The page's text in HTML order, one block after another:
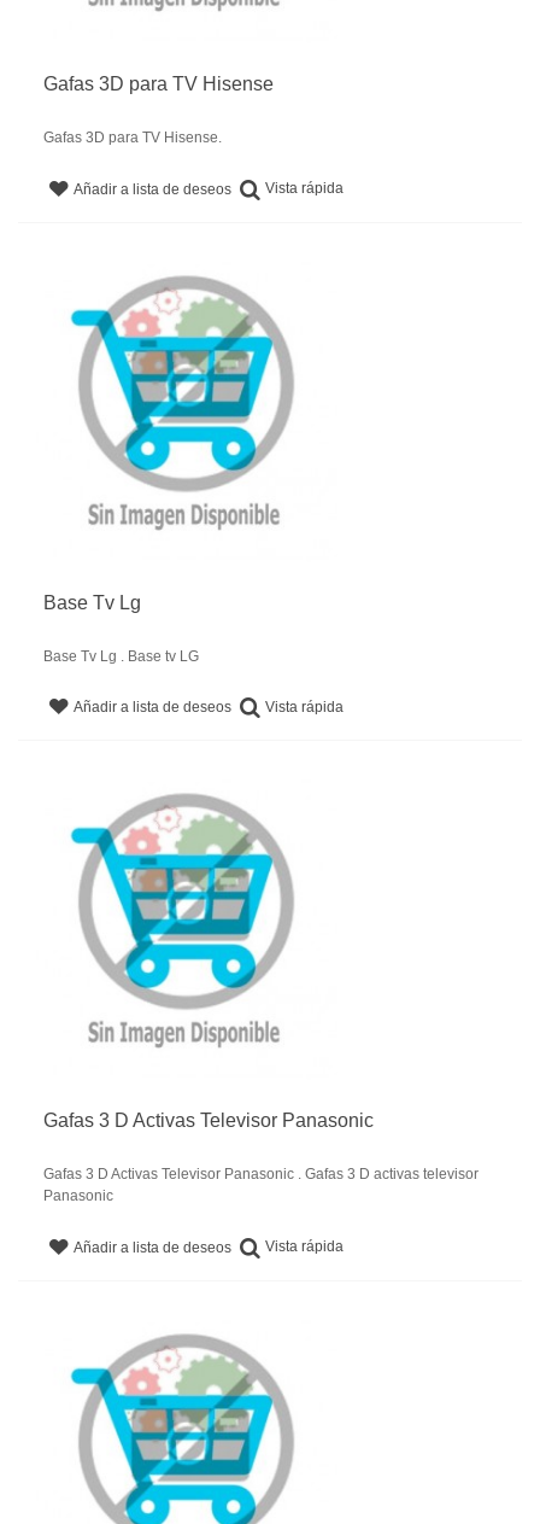
Gafas 3D para TV Hisense
Gafas 3D para TV Hisense.
Añadir a lista de deseos Vista rápida
Base Tv Lg
Base Tv Lg . Base tv LG
Añadir a lista de deseos Vista rápida
Gafas 3 D Activas Televisor Panasonic
Gafas 3 D Activas Televisor Panasonic . Gafas 3 D activas televisor
Panasonic
Añadir a lista de deseos Vista rápida